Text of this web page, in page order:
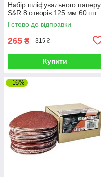
Набір шліфувального паперу
S&R 8 отворів 125 мм 60 шт
Готово до відправки
265 ₴ 315 ₴
Купити
–16%